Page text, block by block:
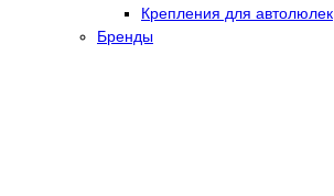
Крепления для автолюлек
Бренды